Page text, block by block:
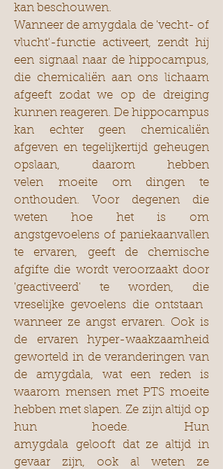
kan beschouwen.
Wanneer de amygdala de 'vecht- of
vlucht'-functie activeert, zendt hij
een signaal naar de hippocampus,
die chemicaliën aan ons lichaam
afgeeft zodat we op de dreiging
kunnen reageren. De hippocampus
kan echter geen chemicaliën
afgeven en tegelijkertijd geheugen
opslaan, daarom hebben
velen moeite om dingen te
onthouden. Voor degenen die
weten hoe het is om
angstgevoelens of paniekaanvallen
te ervaren, geeft de chemische
afgifte die wordt veroorzaakt door
'geactiveerd' te worden, die
vreselijke gevoelens die ontstaan ​​
wanneer ze angst ervaren. Ook is
de ervaren hyper-waakzaamheid
geworteld in de veranderingen van
de amygdala, wat een reden is
waarom mensen met PTS moeite
hebben met slapen. Ze zijn altijd op
hun hoede. Hun
amygdala gelooft dat ze altijd in
gevaar zijn, ook al weten ze